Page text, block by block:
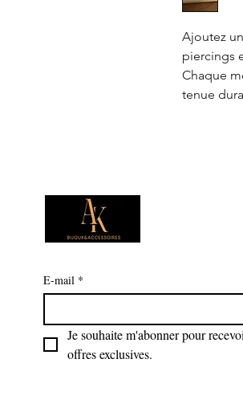
Ajoutez
piercings
Chaque
tenue
E-mail *
Je souhaite m'abonner pour
offres exclusives.